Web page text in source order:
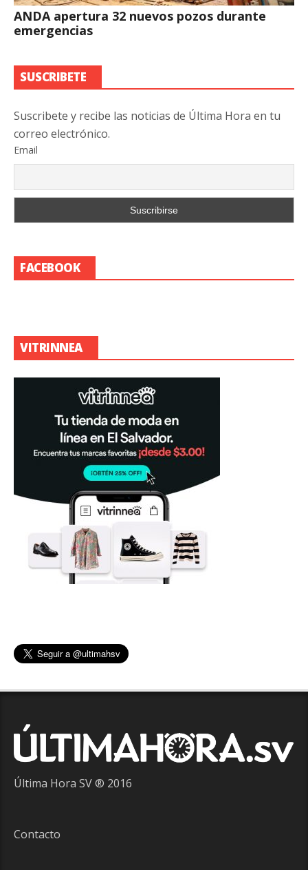
ANDA apertura 32 nuevos pozos durante
emergencias
SUSCRIBETE
Suscribete y recibe las noticias de Última Hora en tu
correo electrónico.
Email
FACEBOOK
VITRINNEA
Última Hora SV ® 2016
Contacto